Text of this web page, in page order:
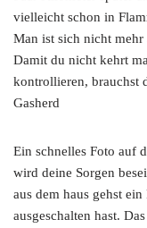
vielleicht schon in
Man ist sich nicht mehr
Damit du nicht kehrt
kontrollieren, brauchst
Gasherd
Ein schnelles Foto auf
wird deine Sorgen
aus dem haus gehst
ausgeschalten hast.